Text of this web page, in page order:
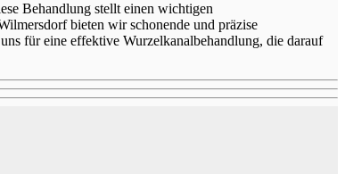
Behandlung stellt einen wichtigen
bieten wir schonende und präzise
für eine effektive Wurzelkanalbehandlung, die darauf